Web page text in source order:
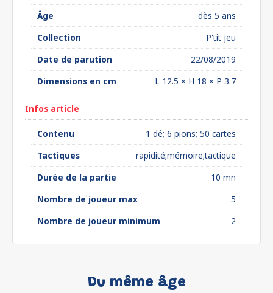
Âge
dès 5 ans
Collection
P'tit jeu
Date de parution
22/08/2019
Dimensions en cm
L 12.5 × H 18 × P 3.7
Infos article
Contenu
1 dé; 6 pions; 50 cartes
Tactiques
rapidité;mémoire;tactique
Durée de la partie
10 mn
Nombre de joueur max
5
Nombre de joueur minimum
2
Du même âge